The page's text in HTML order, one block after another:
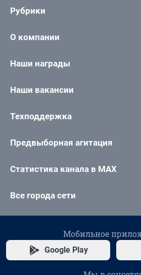
Рубрики
О компании
Наши награды
Наши вакансии
Техподдержка
Предвыборная агитация
Статистика канала в MAX
Все города сети
Мобильное
Google Play